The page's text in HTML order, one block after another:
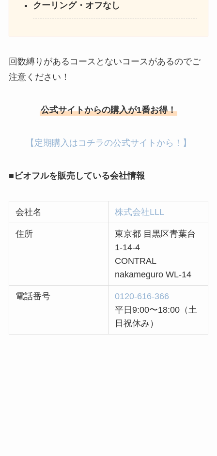
クーリング・オフなし
回数縛りがあるコースとないコースがあるのでご
注意ください！
公式サイトからの購入が1番お得！
【定期購入はコチラの公式サイトから！】
■ビオフルを販売している会社情報
会社名 株式会社LLL
住所
東京都 目黒区青葉台
1-14-4
CONTRAL
nakameguro WL-14
電話番号
0120-616-366
平日9:00〜18:00（土
日祝休み）